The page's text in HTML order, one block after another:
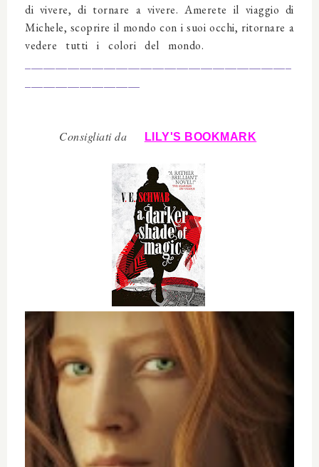
di vivere, di tornare a vivere. Amerete il viaggio di
Michele, scoprire il mondo con i suoi occhi, ritornare a
vedere tutti i colori del mondo.
Consigliati da LILY'S BOOKMARK